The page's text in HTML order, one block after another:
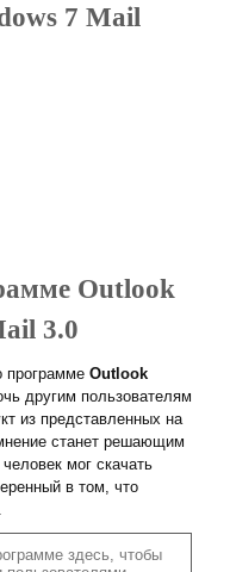
7 Mail
Outlook
3.0
программе Outlook
другим пользователям
из представленных на
станет решающим
мог скачать
в том, что